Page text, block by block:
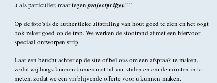
u als particulier, maar tegenprojectprijzen!!!!
Op de foto's is de authentieke uitstraling van hout goed te zien en het oogt
ook zeker goed op de trap. We werken de stootrand af met een hiervoor
speciaal ontworpen strip.
Laat een bericht achter op de site of bel ons om een afspraak te maken,
zodat wij langs kunnen komen met tal van stalen en om de ruimten in te
meten, zodat we een vrijblijvende offerte voor u kunnen maken.